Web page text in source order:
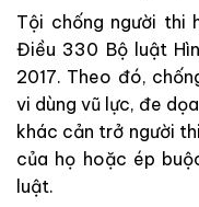
Tội chống người thi
Điều 330 Bộ luật
2017. Theo đó,
vi dùng vũ lực, đe
khác cản trở người
của họ hoặc ép
luật.